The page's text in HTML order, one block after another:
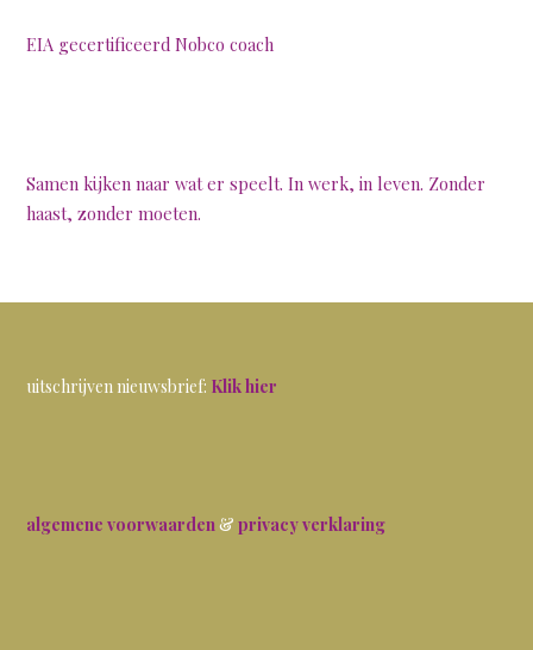
EIA gecertificeerd Nobco coach
Samen kijken naar wat er speelt. In werk, in leven. Zonder
haast, zonder moeten.
uitschrijven nieuwsbrief: Klik hier
algemene voorwaarden&privacy verklaring